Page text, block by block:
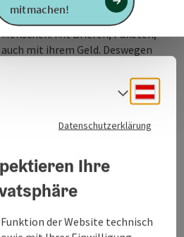
mitmachen!
wir das Gleich, wie vor 2.000
Mit Briefen, Paketen,
mit ihrem Geld. Deswegen
nutzen
Datenschutzerklärung
Ihre
der Website technisch